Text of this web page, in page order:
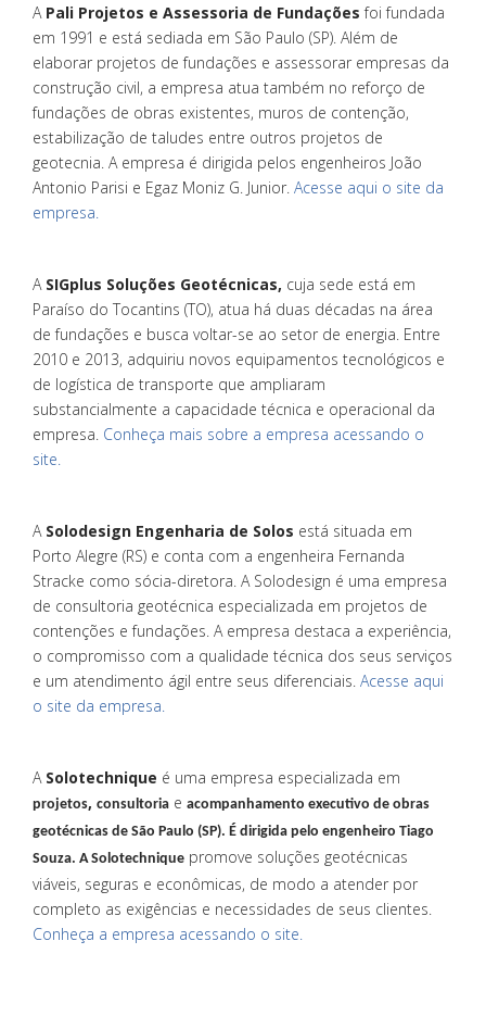
A Pali Projetos e Assessoria de Fundações foi fundada
em 1991 e está sediada em São Paulo (SP). Além de
elaborar projetos de fundações e assessorar empresas da
construção civil, a empresa atua também no reforço de
fundações de obras existentes, muros de contenção,
estabilização de taludes entre outros projetos de
geotecnia. A empresa é dirigida pelos engenheiros João
Antonio Parisi e Egaz Moniz G. Junior. Acesse aqui o site da
empresa.
A SIGplus Soluções Geotécnicas, cuja sede está em
Paraíso do Tocantins (TO), atua há duas décadas na área
de fundações e busca voltar-se ao setor de energia. Entre
2010 e 2013, adquiriu novos equipamentos tecnológicos e
de logística de transporte que ampliaram
substancialmente a capacidade técnica e operacional da
empresa. Conheça mais sobre a empresa acessando o
site.
A Solodesign Engenharia de Solos está situada em
Porto Alegre (RS) e conta com a engenheira Fernanda
Stracke como sócia-diretora. A Solodesign é uma empresa
de consultoria geotécnica especializada em projetos de
contenções e fundações. A empresa destaca a experiência,
o compromisso com a qualidade técnica dos seus serviços
e um atendimento ágil entre seus diferenciais. Acesse aqui
o site da empresa.
A Solotechnique é uma empresa especializada em
projetos, consultoria e acompanhamento executivo de obras
geotécnicas de São Paulo (SP). É dirigida pelo engenheiro Tiago
Souza. A Solotechnique promove soluções geotécnicas
viáveis, seguras e econômicas, de modo a atender por
completo as exigências e necessidades de seus clientes.
Conheça a empresa acessando o site.